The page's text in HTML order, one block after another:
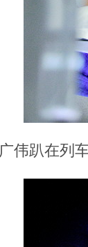
伟趴在列